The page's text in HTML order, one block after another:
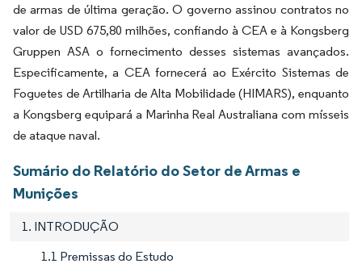
de armas de última geração. O governo assinou contratos no
valor de USD 675,80 milhões, confiando à CEA e à Kongsberg
Gruppen ASA o fornecimento desses sistemas avançados.
Especificamente, a CEA fornecerá ao Exército Sistemas de
Foguetes de Artilharia de Alta Mobilidade (HIMARS), enquanto
a Kongsberg equipará a Marinha Real Australiana com mísseis
de ataque naval.
Sumário do Relatório do Setor de Armas e
Munições
1. INTRODUÇÃO
1.1 Premissas do Estudo